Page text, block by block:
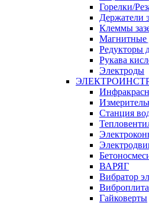
Горелки/
Держатели
Клеммы
Магнитные
Редукторы
Рукава
Электроды
Станция
ВАРЯГ
Вибратор
Виброплита
Гайковерты